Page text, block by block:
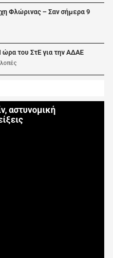
Φλώρινας – Σαν σήμερα 9
ώρα του ΣτΕ για την ΑΔΑΕ
αστυνομική